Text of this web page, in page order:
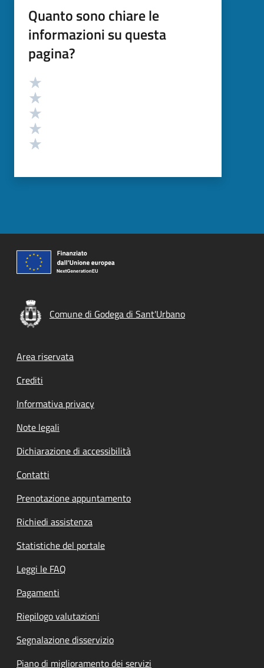
Quanto sono chiare le
informazioni su questa
pagina?
Valutazione
Comune di Godega di Sant'Urbano
Footer menu
Area riservata
Crediti
Informativa privacy
Note legali
Dichiarazione di accessibilità
Contatti
Prenotazione appuntamento
Richiedi assistenza
Statistiche del portale
Leggi le FAQ
Pagamenti
Riepilogo valutazioni
Segnalazione disservizio
Piano di miglioramento dei servizi